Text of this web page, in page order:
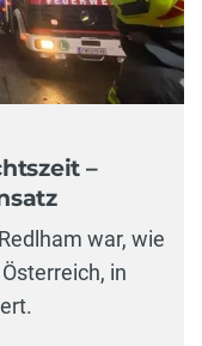
–
war, wie
in